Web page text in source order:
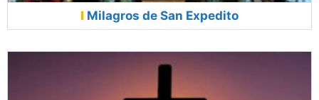
Milagros de San Expedito